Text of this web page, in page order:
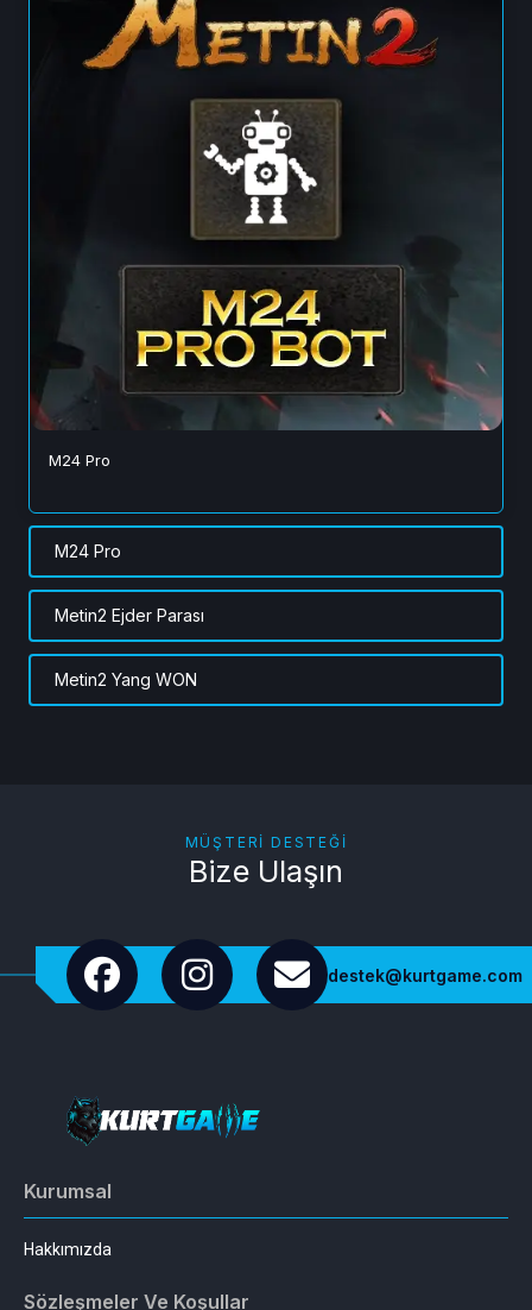
M24 Pro
M24 Pro
Metin2 Ejder Parası
Metin2 Yang WON
MÜŞTERI DESTEĞI
Bize Ulaşın
destek@kurtgame.com
Kurumsal
Hakkımızda
Sözleşmeler Ve Koşullar